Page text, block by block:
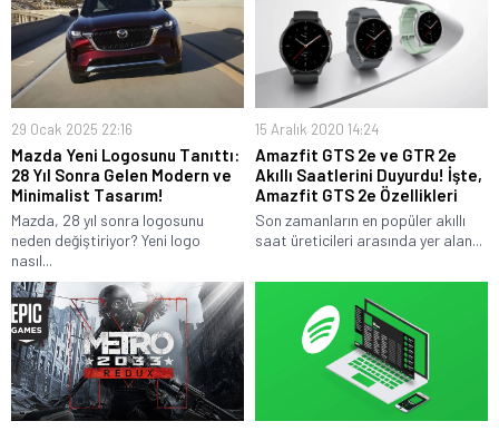
29 Ocak 2025 22:16
Mazda Yeni Logosunu Tanıttı:
28 Yıl Sonra Gelen Modern ve
Minimalist Tasarım!
Mazda, 28 yıl sonra logosunu
neden değiştiriyor? Yeni logo
nasıl...
15 Aralık 2020 14:24
Amazfit GTS 2e ve GTR 2e
Akıllı Saatlerini Duyurdu! İşte,
Amazfit GTS 2e Özellikleri
Son zamanların en popüler akıllı
saat üreticileri arasında yer alan...